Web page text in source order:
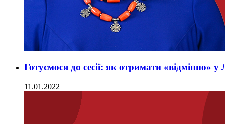
Готуємося до сесії: як отримати
11.01.2022